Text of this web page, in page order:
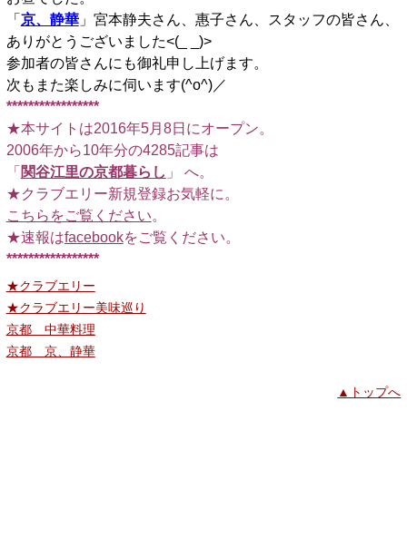
「 京、静華」宮本静夫さん、惠子さん、スタッフの皆さん、
ありがとうございました<(_ _)>
参加者の皆さんにも御礼申し上げます。
次もまた楽しみに伺います(^o^)／
*****************
★本サイトは2016年5月8日にオープン。
2006年から10年分の4285記事は
「 関谷江里の京都暮らし 」 へ。
★クラブエリー新規登録お気軽に。
こちらをご覧ください。
★速報はfacebookをご覧ください。
*****************
★クラブエリー
★クラブエリー美味巡り
京都 中華料理
京都 京、静華
▲トップへ